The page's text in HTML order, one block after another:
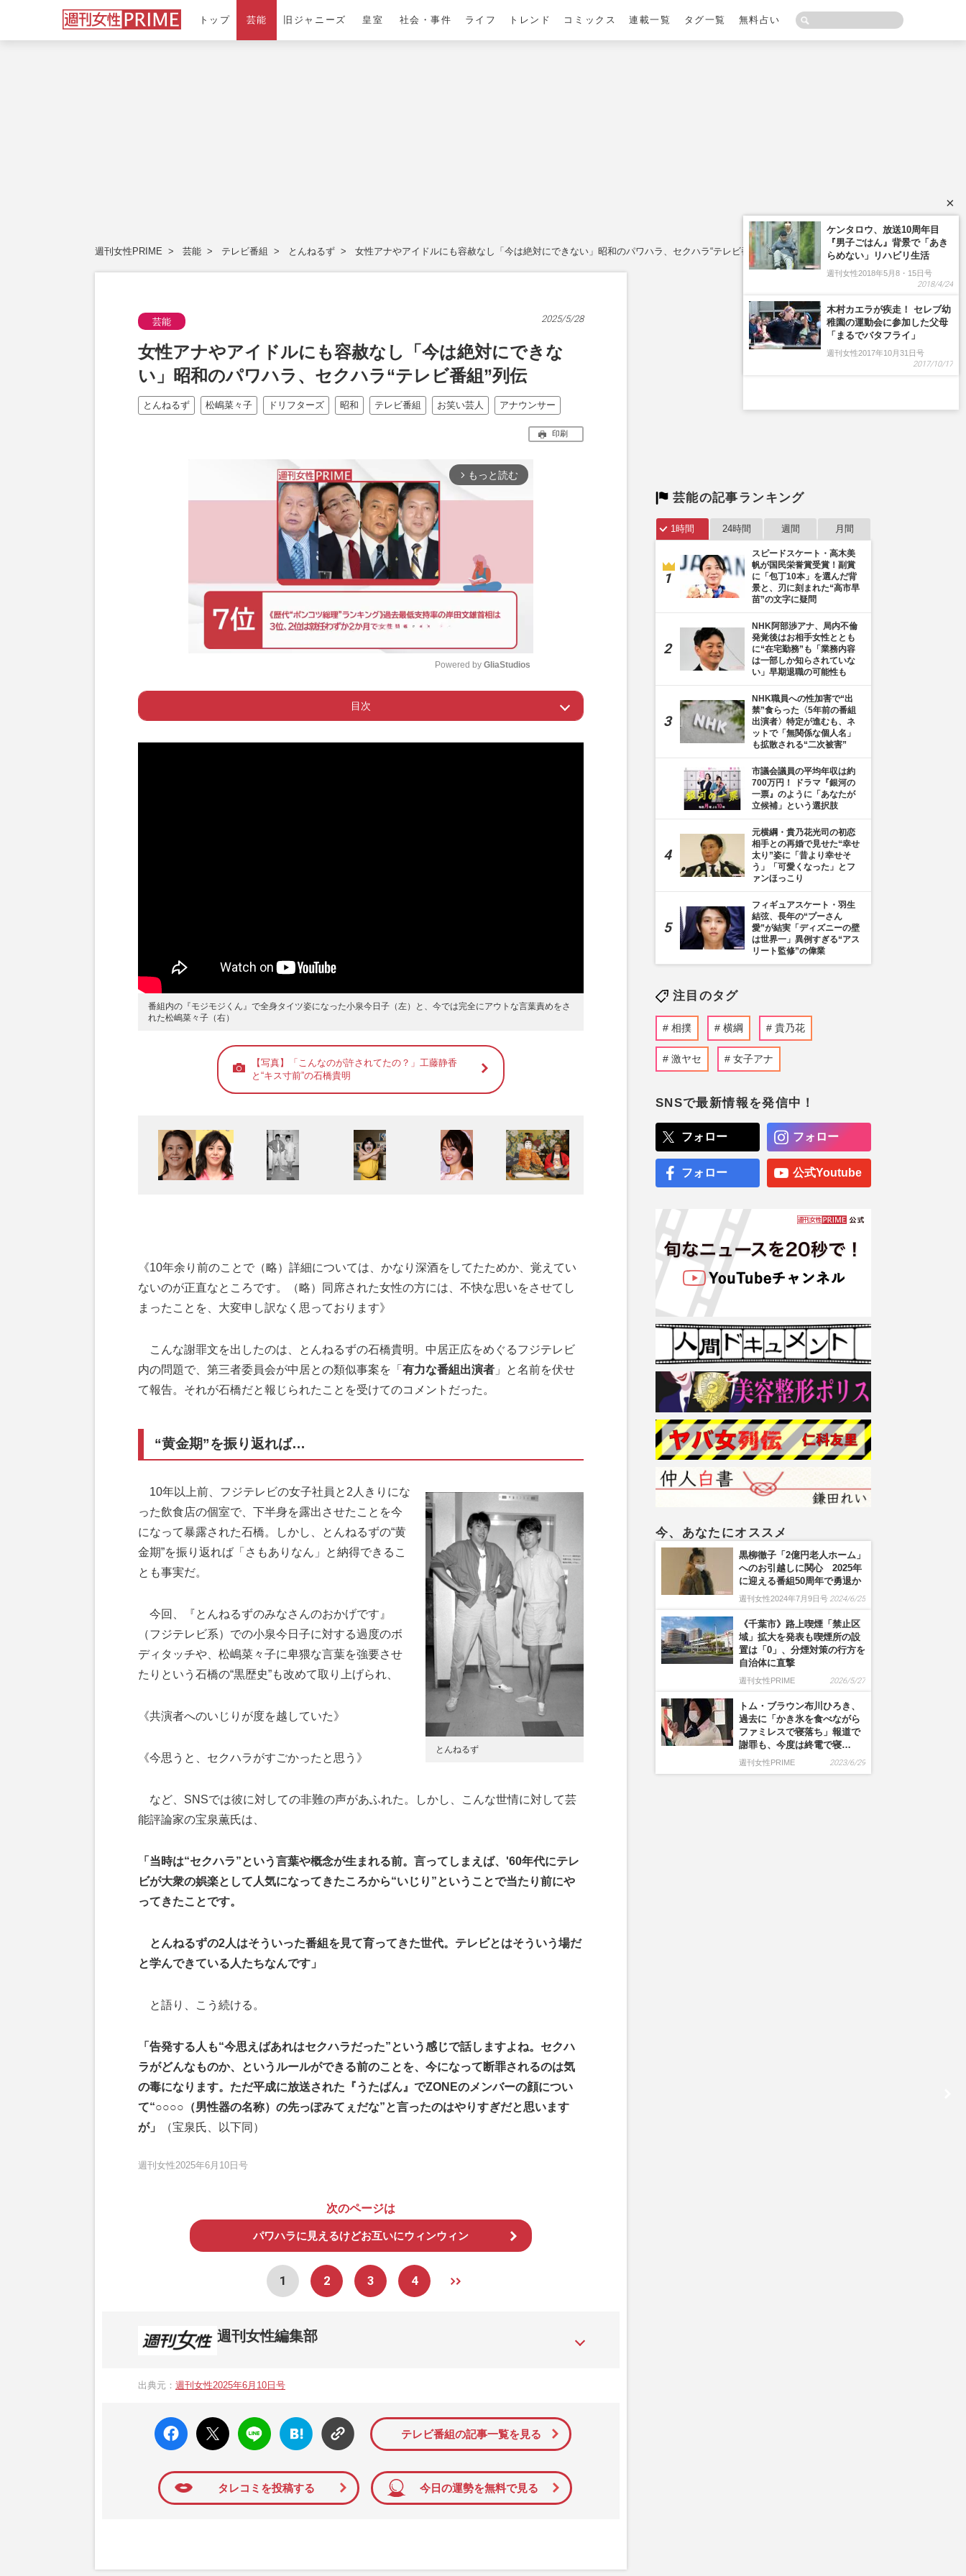
トップ 芸能 旧ジャニーズ 皇室 社会・事件 ライフ トレンド コミックス 連載一覧 タグ一覧 無料占い
週刊女性PRIME 芸能 テレビ番組 とんねるず 女性アナやアイドルにも容赦なし「今は絶対にできない」昭和のパワハラ、セクハラ“テレビ番組”列伝
芸能 2025/5/28
女性アナやアイドルにも容赦なし「今は絶対にできな
い」昭和のパワハラ、セクハラ“テレビ番組”列伝
とんねるず 松嶋菜々子 ドリフターズ 昭和 テレビ番組 お笑い芸人 アナウンサー
印刷
arrow_forward_ios もっと読む
t
Powered by GliaStudios
目次
Page 1 ー “黄金期”を振り返れば…
番組内の『モジモジくん』で全身タイツ姿になった小泉今日子（左）と、今では完全にアウトな言葉責めをさ
れた松嶋菜々子（右）
【写真】「こんなのが許されてたの？」工藤静香
と“キス寸前”の石橋貴明
《10年余り前のことで（略）詳細については、かなり深酒をしてたためか、覚えてい
ないのが正直なところです。（略）同席された女性の方には、不快な思いをさせてし
まったことを、大変申し訳なく思っております》
こんな謝罪文を出したのは、とんねるずの石橋貴明。中居正広をめぐるフジテレビ
内の問題で、第三者委員会が中居との類似事案を「 有力な番組出演者 」と名前を伏せ
て報告。それが石橋だと報じられたことを受けてのコメントだった。
“黄金期”を振り返れば…
とんねるず
10年以上前、フジテレビの女子社員と2人きりにな
った飲食店の個室で、下半身を露出させたことを今
になって暴露された石橋。しかし、とんねるずの“黄
金期”を振り返れば「さもありなん」と納得できるこ
とも事実だ。
今回、『とんねるずのみなさんのおかげです』
（フジテレビ系）での小泉今日子に対する過度のボ
ディタッチや、松嶋菜々子に卑猥な言葉を強要させ
たりという石橋の“黒歴史”も改めて取り上げられ、
《共演者へのいじりが度を越していた》
《今思うと、セクハラがすごかったと思う》
など、SNSでは彼に対しての非難の声があふれた。しかし、こんな世情に対して芸
能評論家の宝泉薫氏は、
「当時は“セクハラ”という言葉や概念が生まれる前。言ってしまえば、'60年代にテレ
ビが大衆の娯楽として人気になってきたころから“いじり”ということで当たり前にや
ってきたことです。
とんねるずの2人はそういった番組を見て育ってきた世代。テレビとはそういう場だ
と学んできている人たちなんです」
と語り、こう続ける。
「告発する人も“今思えばあれはセクハラだった”という感じで話しますよね。セクハ
ラがどんなものか、というルールができる前のことを、今になって断罪されるのは気
の毒になります。ただ平成に放送された『うたばん』でZONEのメンバーの顔につい
て“○○○○（男性器の名称）の先っぽみてぇだな”と言ったのはやりすぎだと思います
が」
（宝泉氏、以下同）
週刊女性2025年6月10日号
次のページは
パワハラに見えるけどお互いにウィンウィン
1 2 3 4
週刊女性編集部
母”が抱える400万円超の“借金トラブル”」報道をスクープ。この一報から約2か月後、宮内庁は結婚延期を
出典元： 週刊女性2025年6月10日号
faceboo
k いい
ね
X ポス
ト
LINE
はてな
ブック
マーク
テレビ番組の記事一覧を見る
タレコミを投稿する 今日の運勢を無料で見る
芸能の記事ランキング
1時間 24時間 週間 月間
スピードスケート・高木美
帆が国民栄誉賞受賞！副賞
に「包丁10本」を選んだ背
景と、刃に刻まれた“高市早
苗”の文字に疑問
NHK阿部渉アナ、局内不倫
発覚後はお相手女性ととも
に“在宅勤務”も「業務内容
は一部しか知らされていな
い」早期退職の可能性も
NHK職員への性加害で“出
禁”食らった〈5年前の番組
出演者〉特定が進むも、ネ
ットで「無関係な個人名」
も拡散される“二次被害”
市議会議員の平均年収は約
700万円！ ドラマ『銀河の
一票』のように「あなたが
立候補」という選択肢
元横綱・貴乃花光司の初恋
相手との再婚で見せた“幸せ
太り”姿に「昔より幸せそ
う」「可愛くなった」とフ
ァンほっこり
フィギュアスケート・羽生
結弦、長年の“プーさん
愛”が結実「ディズニーの壁
は世界一」異例すぎる“アス
リート監修”の偉業
注目のタグ
相撲 横綱 貴乃花
激ヤセ 女子アナ
SNSで最新情報を発信中！
フォロー フォロー
フォロー 公式Youtube
今、あなたにオススメ
黒柳徹子「2億円老人ホーム」
へのお引越しに関心 2025年
に迎える番組50周年で勇退か
週刊女性2024年7月9日号 2024/6/25
《千葉市》路上喫煙「禁止区
域」拡大を発表も喫煙所の設
置は「0」、分煙対策の行方を
自治体に直撃
週刊女性PRIME 2026/5/27
トム・ブラウン布川ひろき、
過去に「かき氷を食べながら
ファミレスで寝落ち」報道で
謝罪も、今度は終電で寝…
週刊女性PRIME 2023/6/29
×
ケンタロウ、放送10周年目
『男子ごはん』背景で「あき
らめない」リハビリ生活
週刊女性2018年5月8・15日号
2018/4/24
木村カエラが疾走！ セレブ幼
稚園の運動会に参加した父母
「まるでバタフライ」
週刊女性2017年10月31日号
2017/10/17